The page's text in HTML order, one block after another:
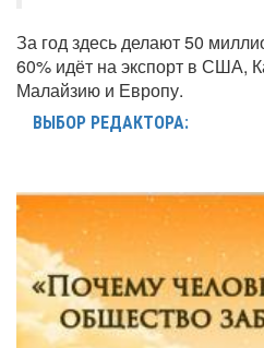
За год здесь делают 50
60% идёт на экспорт в США,
Малайзию и Европу.
ВЫБОР РЕДАКТОРА: